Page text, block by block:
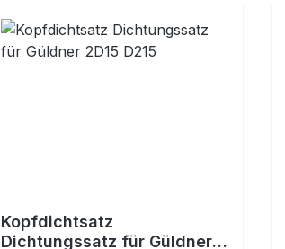
Kopfdichtsatz
Dichtungssatz für Güldner